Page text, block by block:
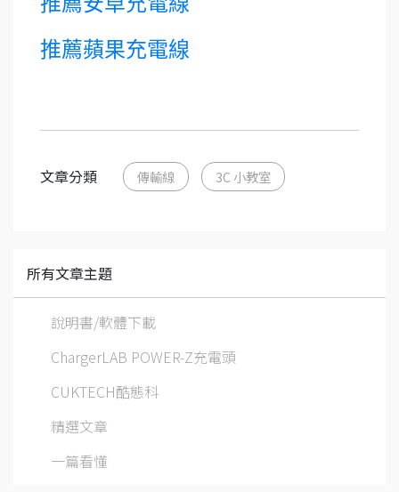
推薦蘋果充電線
文章分類 傳輸線 3C 小教室
所有文章主題
說明書/軟體下載
ChargerLAB POWER-Z充電頭
CUKTECH酷態科
精選文章
一篇看懂